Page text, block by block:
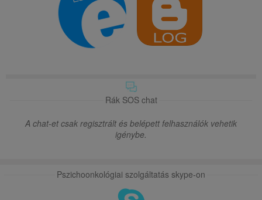
Rák SOS chat
A chat-et csak regisztrált és belépett felhasználók vehetik
igénybe.
Pszichoonkológiai szolgáltatás skype-on